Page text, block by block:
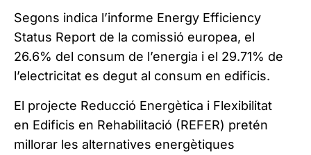
Segons indica l’informe Energy Efficiency
Status Report de la comissió europea, el
26.6% del consum de l’energia i el 29.71% de
l’electricitat es degut al consum en edificis.
El projecte Reducció Energètica i Flexibilitat
en Edificis en Rehabilitació (REFER) pretén
millorar les alternatives energètiques